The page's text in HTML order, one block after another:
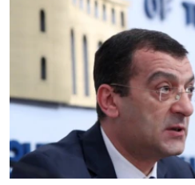
ՏԱՐԱԾԱՇՐՋԱՆ
ՄԻՋԱԶԳԱՅԻՆ
ՄՇԱԿՈՒՅԹ
ՍՊՈՐՏ
ՄԵԿՆԱԲԱՆՈՒԹՅՈՒՆ
ՏՏ ԵՒ ԻՆՏԵՐՆԵՏ